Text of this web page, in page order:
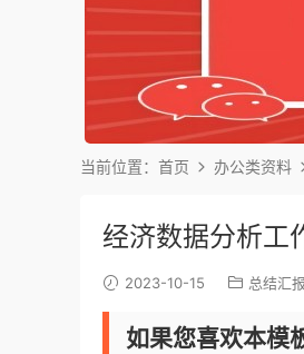
当前位置： 首页 办公类资料
经济数据分析工
2023-10-15 总结汇报
如果您喜欢本模